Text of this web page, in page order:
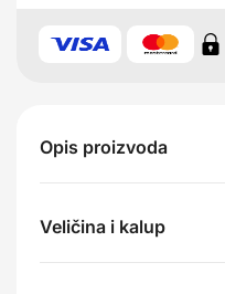
Opis proizvoda
Veličina i kalup